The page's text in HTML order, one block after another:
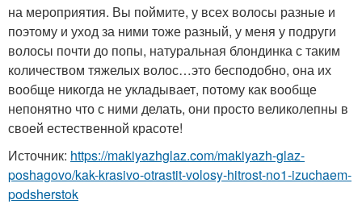
на мероприятия. Вы поймите, у всех волосы разные и
поэтому и уход за ними тоже разный, у меня у подруги
волосы почти до попы, натуральная блондинка с таким
количеством тяжелых волос…это бесподобно, она их
вообще никогда не укладывает, потому как вообще
непонятно что с ними делать, они просто великолепны в
своей естественной красоте!
Источник: https://makiyazhglaz.com/makiyazh-glaz-
poshagovo/kak-krasivo-otrastit-volosy-hitrost-no1-izuchaem-
podsherstok